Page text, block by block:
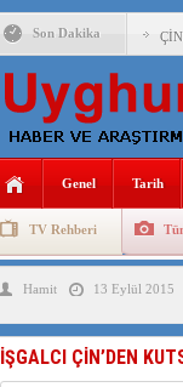
Son Dakika
Genel Tarih
TV Rehberi
Uygurlarda Düğün ve
Hamit 13 Eylül 2015
İŞGALCI ÇİN’DEN